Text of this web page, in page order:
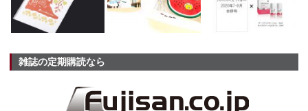
雑誌の定期購読なら